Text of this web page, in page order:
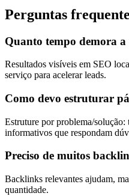
Perguntas
Quanto tempo demora
Resultados visíveis em SEO
serviço para acelerar leads.
Como devo estruturar
Estruture por problema/
informativos que respondam
Preciso de muitos
Backlinks relevantes ajudam,
quantidade.